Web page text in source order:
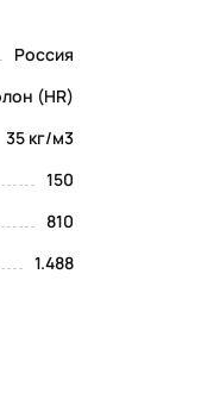
Россия
(HR)
35 кг/м3
150
810
1.488